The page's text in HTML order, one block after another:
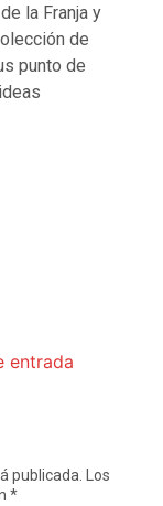
la Franja y
de
punto de
entrada
publicada.
Los
*